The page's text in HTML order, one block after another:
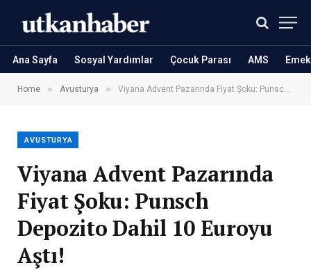
Ana Sayfa Sosyal Yardımlar Çocuk Parası AMS
Home » Avusturya » Viyana Advent Pazarında Fiyat Şoku: Punsch Depozito Dahil 10 Euroyu Aştı!
AVUSTURYA
Viyana Advent Pazarında
Fiyat Şoku: Punsch
Depozito Dahil 10 Euroyu
Aştı!